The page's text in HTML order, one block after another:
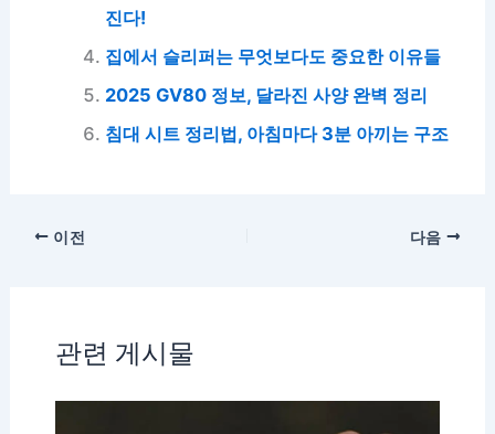
진다!
집에서 슬리퍼는 무엇보다도 중요한 이유들
2025 GV80 정보, 달라진 사양 완벽 정리
침대 시트 정리법, 아침마다 3분 아끼는 구조
이전 다음
관련 게시물